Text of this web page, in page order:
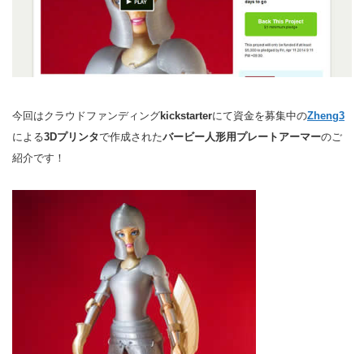
今回はクラウドファンディングkickstarterにて資金を募集中のZheng3
による3Dプリンタで作成されたバービー人形用プレートアーマーのご
紹介です！